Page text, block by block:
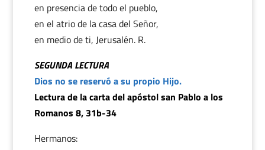
en presencia de todo el pueblo,
en el atrio de la casa del Señor,
en medio de ti, Jerusalén. R.
SEGUNDA LECTURA
Dios no se reservó a su propio Hijo.
Lectura de la carta del apóstol san Pablo a los
Romanos 8, 31b-34
Hermanos: